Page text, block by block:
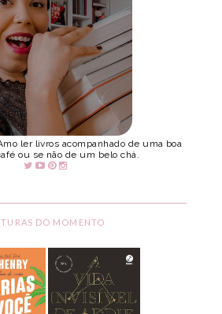
ler livros acompanhado de uma boa
ou se não de um belo chá.
DO MOMENTO